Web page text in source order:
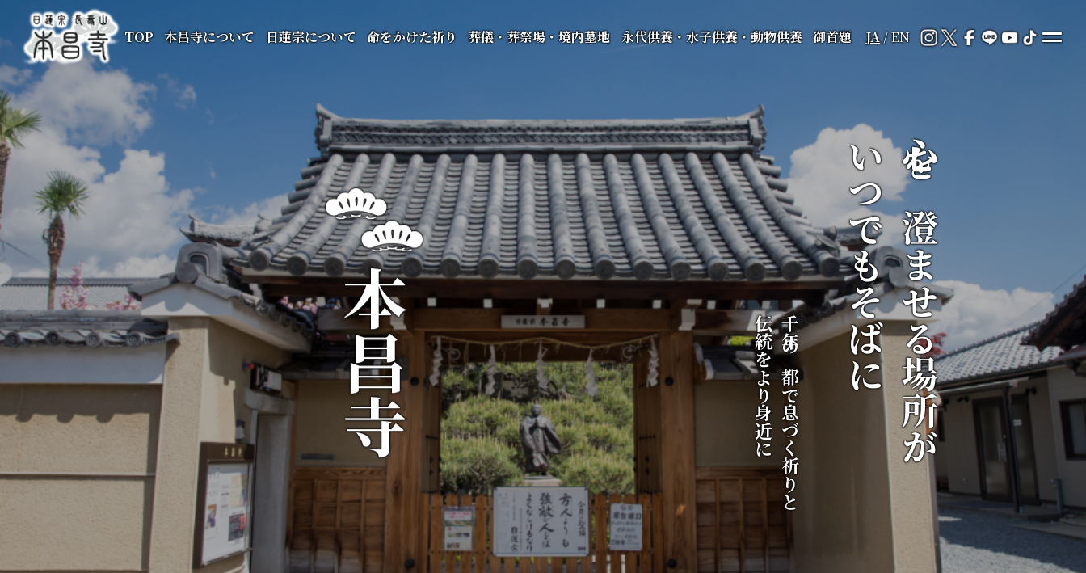
TOP 本昌寺について 日蓮宗について 命をかけた祈り 葬儀・葬祭場・境内墓地 永代供養・水子供養・動物供養 御首題 JA/EN
心を澄ませる場所が
いつでもそばに
千年の都で息づく祈りと
伝統をより身近に
本昌寺